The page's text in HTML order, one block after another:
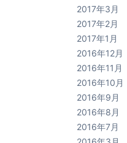
2017年3月
2017年2月
2017年1月
2016年12月
2016年11月
2016年10月
2016年9月
2016年8月
2016年7月